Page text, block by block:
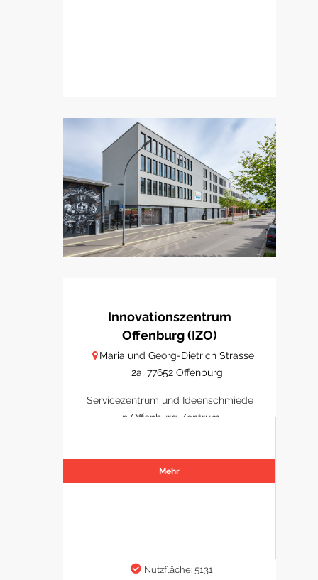
Innovationszentrum
Offenburg (IZO)
Maria und Georg-Dietrich Strasse
2a, 77652 Offenburg
Servicezentrum und Ideenschmiede
in Offenburg Zentrum
Mehr
Nutzfläche: 5131